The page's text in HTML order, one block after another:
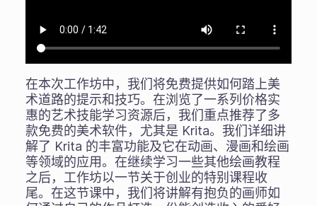
在本次工作坊中，我们将免费提供如何踏上美
术道路的提示和技巧。在浏览了一系列价格实
惠的艺术技能学习资源后，我们重点推荐了多
款免费的美术软件，尤其是 Krita。我们详细讲
解了 Krita 的丰富功能及它在动画、漫画和绘画
等领域的应用。在继续学习一些其他绘画教程
之后，工作坊以一节关于创业的特别课程收
尾。在这节课中，我们将讲解有抱负的画师如